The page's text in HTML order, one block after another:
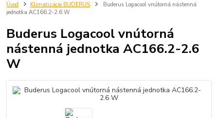
Úvod Klimatizácie BUDERUS
Buderus Logacool vnútorná nástenná
jednotka AC166.2-2.6 W
Buderus Logacool vnútorná
nástenná jednotka AC166.2-2.6
W